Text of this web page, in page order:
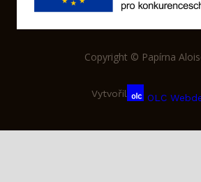
Copyright © Papírna
Vytvořil OLC